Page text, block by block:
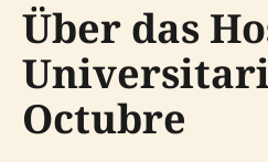
Über das
Octubre